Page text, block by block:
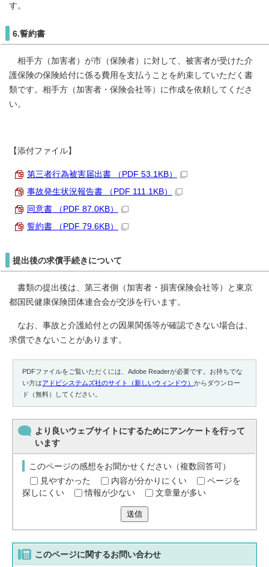
す。
6.誓約書
相手方（加害者）が市（保険者）に対して、被害者が受けた介
護保険の保険給付に係る費用を支払うことを約束していただく書
類です。相手方（加害者・保険会社等）に作成を依頼してくださ
い。
【添付ファイル】
第三者行為被害届出書 （PDF 53.1KB）
事故発生状況報告書 （PDF 111.1KB）
同意書 （PDF 87.0KB）
誓約書 （PDF 79.6KB）
提出後の求償手続きについて
書類の提出後は、第三者側（加害者・損害保険会社等）と東京
都国民健康保険団体連合会が交渉を行います。
なお、事故と介護給付との因果関係等が確認できない場合は、
求償できないことがあります。
PDFファイルをご覧いただくには、Adobe Readerが必要です。お持ちでな
い方はアドビシステムズ社のサイト（新しいウィンドウ）からダウンロー
ド（無料）してください。
より良いウェブサイトにするためにアンケートを行って
います
このページの感想をお聞かせください（複数回答可）
見やすかった
内容が分かりにくい
ページを
探しにくい
情報が少ない 文章量が多い
送信
このページに関するお問い合わせ